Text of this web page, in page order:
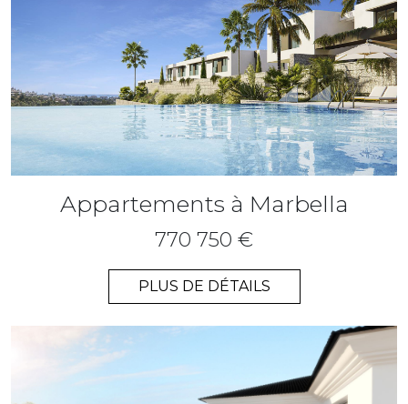
Appartements à Marbella
770 750 €
PLUS DE DÉTAILS